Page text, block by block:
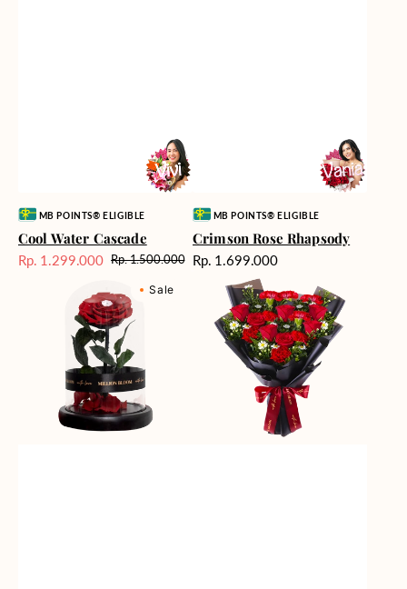
Vendor:MB POINTS® ELIGIBLE
Cool Water Cascade
Harga
Rp. 1.299.000 Harga
reguler
Rp. 1.500.000
Vendor:MB POINTS® ELIGIBLE
Crimson Rose Rhapsody
Harga
Rp. 1.699.000
Sale
Passion